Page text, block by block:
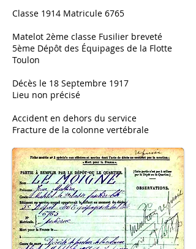
Classe 1914 Matricule 6765
Matelot 2ème classe Fusilier breveté
5ème Dépôt des Équipages de la Flotte
Toulon
Décès le 18 Septembre 1917
Lieu non précisé
Accident en dehors du service
Fracture de la colonne vertébrale